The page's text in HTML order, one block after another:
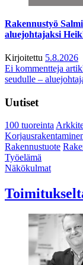
Rakennustyö
aluejohtajaksi
Kirjoitettu 5.8.2026
Ei kommentteja
seudulle –
Uutiset
100 tuoreinta
Rakennustuote
Työelämä
Näkökulmat